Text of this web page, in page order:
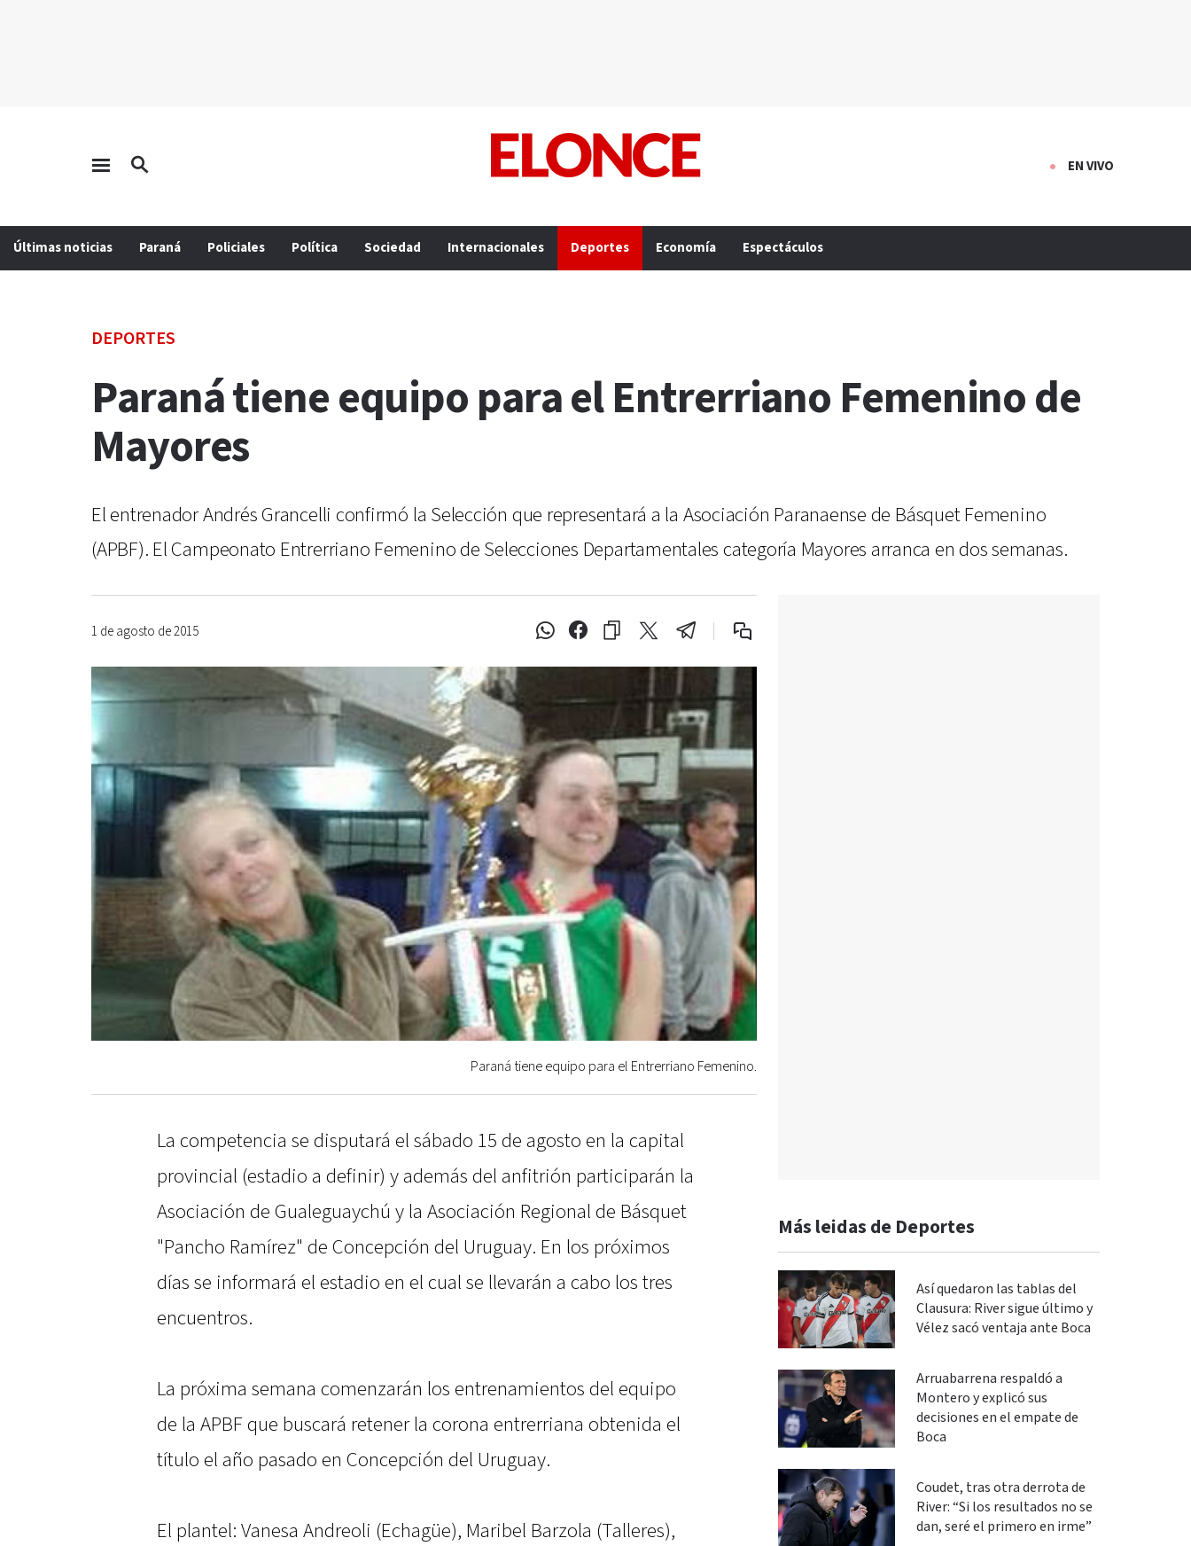
EN VIVO
Últimas noticias Paraná Policiales Política Sociedad Internacionales Deportes Economía Espectáculos
DEPORTES
Paraná tiene equipo para el Entrerriano Femenino de
Mayores
El entrenador Andrés Grancelli confirmó la Selección que representará a la Asociación Paranaense de Básquet Femenino
(APBF). El Campeonato Entrerriano Femenino de Selecciones Departamentales categoría Mayores arranca en dos semanas.
1 de agosto de 2015
Paraná tiene equipo para el Entrerriano Femenino.
La competencia se disputará el sábado 15 de agosto en la capital
provincial (estadio a definir) y además del anfitrión participarán la
Asociación de Gualeguaychú y la Asociación Regional de Básquet
"Pancho Ramírez" de Concepción del Uruguay. En los próximos
días se informará el estadio en el cual se llevarán a cabo los tres
encuentros.
La próxima semana comenzarán los entrenamientos del equipo
de la APBF que buscará retener la corona entrerriana obtenida el
título el año pasado en Concepción del Uruguay.
El plantel: Vanesa Andreoli (Echagüe), Maribel Barzola (Talleres),
Más leidas de Deportes
Así quedaron las tablas del
Clausura: River sigue último y
Vélez sacó ventaja ante Boca
Arruabarrena respaldó a
Montero y explicó sus
decisiones en el empate de
Boca
Coudet, tras otra derrota de
River: “Si los resultados no se
dan, seré el primero en irme”